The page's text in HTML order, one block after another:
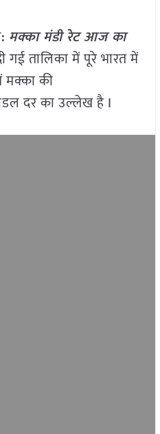
मक्का मंडी रेट आज का
गई तालिका में पूरे भारत में
मक्का की
दर का उल्लेख है I